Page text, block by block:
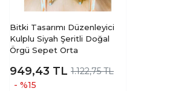
Bitki Tasarımı Düzenleyici
Kulplu Siyah Şeritli Doğal
Örgü Sepet Orta
949,43 TL 1.122,75 TL
- %15